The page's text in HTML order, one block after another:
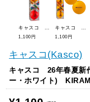
1,100円 1,100円
キャスコ(Kasco)
キャスコ 26年春夏
ー・ホワイト)